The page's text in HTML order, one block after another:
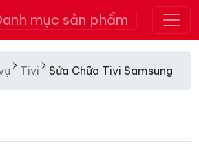
mục sản phẩm
Tivi Sửa Chữa Tivi Samsung